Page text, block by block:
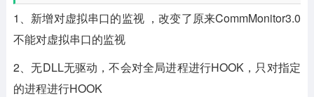
1、新增对虚拟串口的监视 ，改变了原来CommMonitor3.0
不能对虚拟串口的监视
2、无DLL无驱动，不会对全局进程进行HOOK，只对指定
的进程进行HOOK